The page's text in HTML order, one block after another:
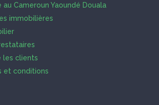
Cameroun Yaoundé Douala
immobilières
les clients
et conditions